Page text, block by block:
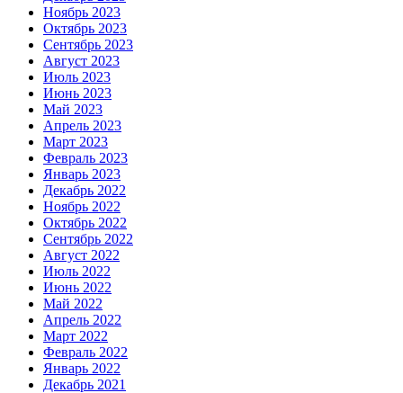
Ноябрь 2023
Октябрь 2023
Сентябрь 2023
Август 2023
Июль 2023
Июнь 2023
Май 2023
Апрель 2023
Март 2023
Февраль 2023
Январь 2023
Декабрь 2022
Ноябрь 2022
Октябрь 2022
Сентябрь 2022
Август 2022
Июль 2022
Июнь 2022
Май 2022
Апрель 2022
Март 2022
Февраль 2022
Январь 2022
Декабрь 2021